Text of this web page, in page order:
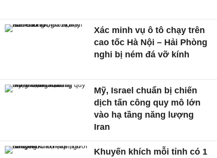
Xác minh vụ ô tô chạy trên
cao tốc Hà Nội – Hải Phòng
nghi bị ném đá vỡ kính
Mỹ, Israel chuẩn bị chiến
dịch tấn công quy mô lớn
vào hạ tầng năng lượng
Iran
Khuyến khích mỗi tỉnh có 1